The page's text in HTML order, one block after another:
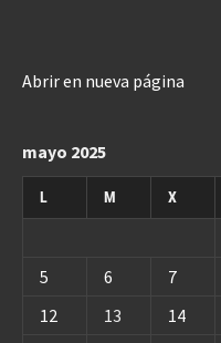
Abrir en nueva página
mayo 2025
L M X
5
6 7
12
13 14